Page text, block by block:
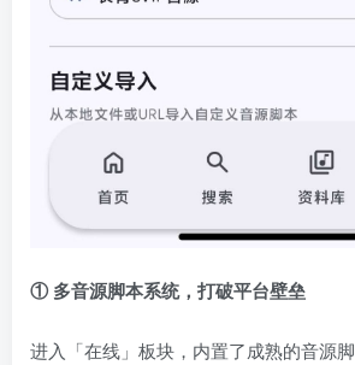
① 多音源脚本系统，打破平台壁垒
进入「在线」板块，内置了成熟的音源